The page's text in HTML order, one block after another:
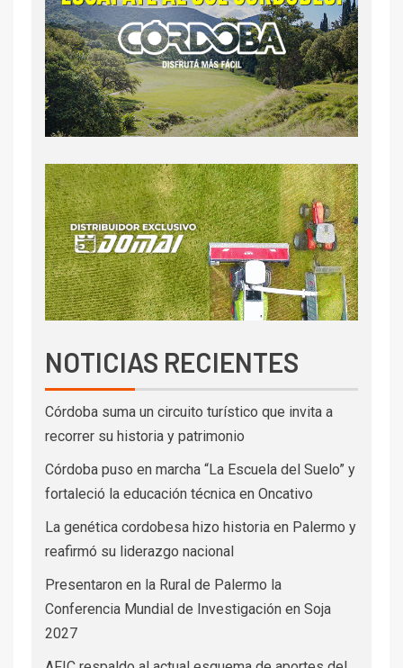
NOTICIAS RECIENTES
Córdoba suma un circuito turístico que invita a
recorrer su historia y patrimonio
Córdoba puso en marcha “La Escuela del Suelo” y
fortaleció la educación técnica en Oncativo
La genética cordobesa hizo historia en Palermo y
reafirmó su liderazgo nacional
Presentaron en la Rural de Palermo la
Conferencia Mundial de Investigación en Soja
2027